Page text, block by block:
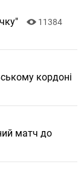
11384
кордоні
матч до